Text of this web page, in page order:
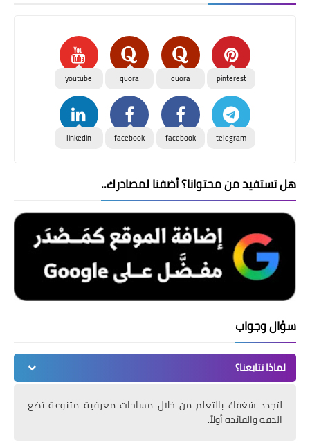
pinterest
quora
quora
youtube
telegram
facebook
facebook
linkedin
هل تستفيد من محتوانا؟ أضفنا لمصادرك..
سؤال وجواب
لماذا تتابعنا؟
لتجدد شغفك بالتعلم من خلال مساحات معرفية متنوعة تضع
الدقة والفائدة أولاً.